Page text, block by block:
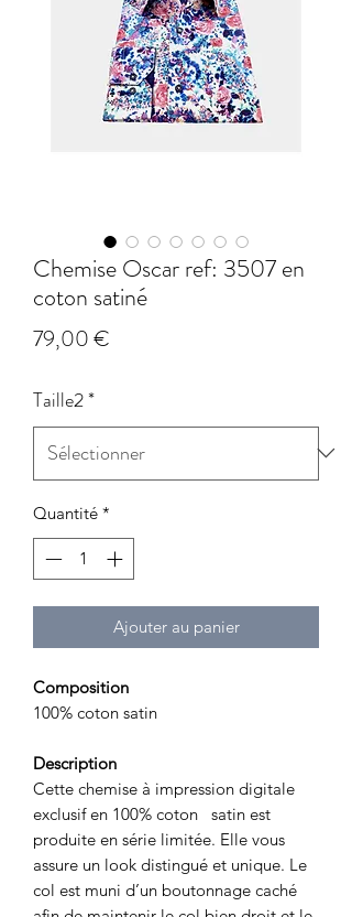
Chemise Oscar ref: 3507 en
coton satiné
79,00 €
Taille2*
Quantité *
Ajouter au panier
Composition
100% coton satin
Description
Cette chemise à impression digitale
exclusif en 100% coton satin est
produite en série limitée. Elle vous
assure un look distingué et unique. Le
col est muni d’un boutonnage caché